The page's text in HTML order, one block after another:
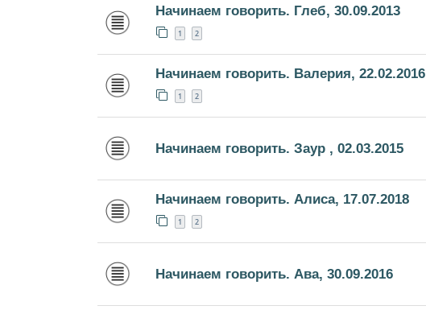
Начинаем говорить. Глеб, 30.09.2013
1 2
Начинаем говорить. Валерия, 22.02.2016
1 2
Начинаем говорить. Заур , 02.03.2015
Начинаем говорить. Алиса, 17.07.2018
1 2
Начинаем говорить. Ава, 30.09.2016